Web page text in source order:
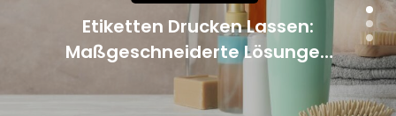
Etiketten Drucken Lassen:
Maßgeschneiderte Lösungen
für Professionelle
Präsentationen